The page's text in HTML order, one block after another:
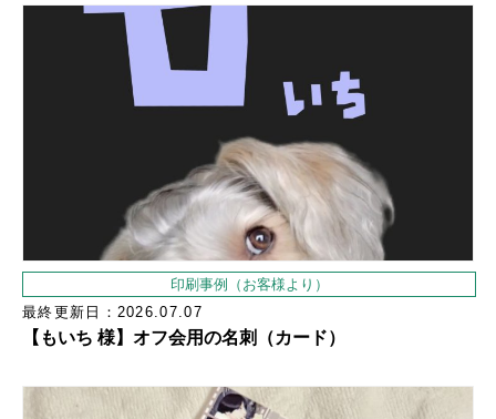
印刷事例（お客様より）
最終更新日：2026.07.07
【もいち 様】オフ会用の名刺（カード）